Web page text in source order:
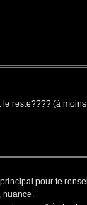
reste???? (à
pour te
nuance.